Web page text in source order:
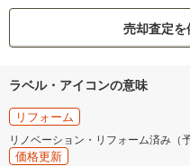
売却査定を
ラベル・アイコンの意味
リフォーム
リノベーション・リフォーム済み（
価格更新